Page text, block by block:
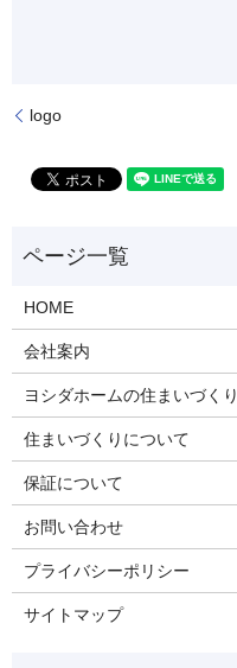
logo
HOME
会社案内
ヨシダホームの住まいづくり
住まいづくりについて
保証について
お問い合わせ
プライバシーポリシー
サイトマップ